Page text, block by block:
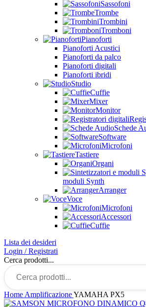
Sassofoni
Trombe
Trombini
Tromboni
Pianoforti
Pianoforti Acustici
Pianoforti da palco
Pianoforti digitali
Pianoforti ibridi
Studio
Cuffie
Mixer
Monitor
Schede
Software
Microfoni
Tastiere
Organi
moduli Synth
Arranger
Voce
Microfoni
Accessori
Cuffie
Lista dei desideri
Login / Registrati
Cerca prodotti...
Home AmplificazioneYAMAHA PX5